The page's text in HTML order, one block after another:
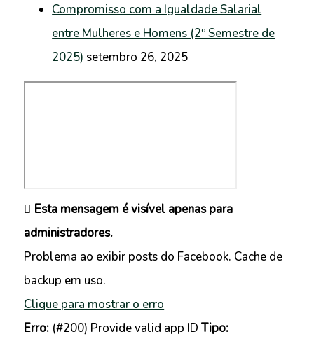
Compromisso com a Igualdade Salarial
entre Mulheres e Homens (2º Semestre de
2025) setembro 26, 2025
Esta mensagem é visível apenas para
administradores.
Problema ao exibir posts do Facebook. Cache de
backup em uso.
Clique para mostrar o erro
Erro: (#200) Provide valid app IDTipo: